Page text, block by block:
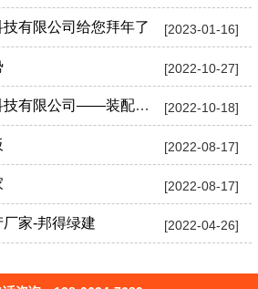
[2023-01-16]
有限公司给您拜年了
[2022-10-27]
[2022-10-18]
司——装配式墙板研发生产
[2022-08-17]
[2022-08-17]
[2022-04-26]
家-邦得绿建